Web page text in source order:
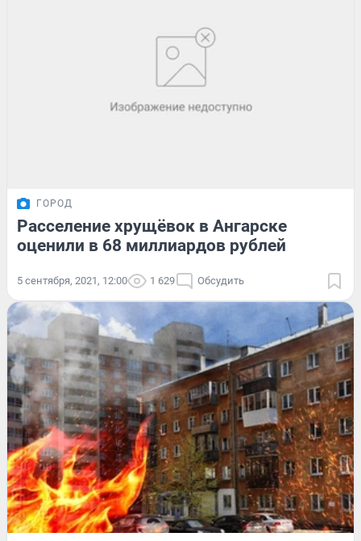
ГОРОД
Расселение хрущёвок в Ангарске
оценили в 68 миллиардов рублей
5 сентября, 2021, 12:00 1 629 Обсудить